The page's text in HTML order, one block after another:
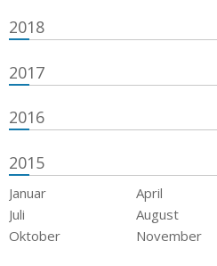
2018
2017
2016
2015
Januar April
Juli
August
Oktober
November